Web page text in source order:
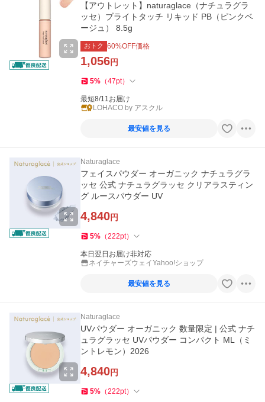
【アウトレット】naturaglace（ナチュラグラ
ッセ）ブライトタッチ リキッド PB（ピンクベ
ージュ） 8.5g
おトク 60%OFF価格
1,056円
5% （47pt）
最短8/11お届け
LOHACO by アスクル
最安値を見る
Naturaglace
フェイスパウダー オーガニック ナチュラグラ
ッセ 公式 ナチュラグラッセ クリアラスティン
グ ルースパウダー UV
4,840円
5% （222pt）
本日翌日お届け非対応
ネイチャーズウェイYahoo!ショップ
最安値を見る
Naturaglace
UVパウダー オーガニック 数量限定 | 公式 ナチ
ュラグラッセ UVパウダー コンパクト ML（ミ
ントレモン）2026
4,840円
5% （222pt）